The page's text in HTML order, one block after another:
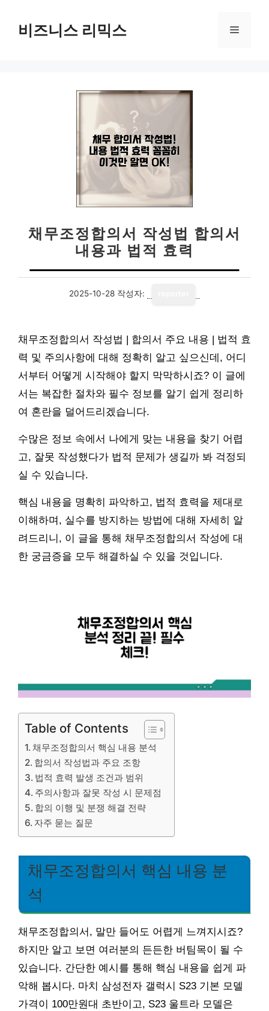
비즈니스 리믹스 메
채무조정합의서 작성법 합의서
내용과 법적 효력
2025-10-28 작성자:
채무조정합의서 작성법 | 합의서 주요 내용 | 법적 효
력 및 주의사항에 대해 정확히 알고 싶으신데, 어디
서부터 어떻게 시작해야 할지 막막하시죠? 이 글에
서는 복잡한 절차와 필수 정보를 알기 쉽게 정리하
여 혼란을 덜어드리겠습니다.
수많은 정보 속에서 나에게 맞는 내용을 찾기 어렵
고, 잘못 작성했다가 법적 문제가 생길까 봐 걱정되
실 수 있습니다.
핵심 내용을 명확히 파악하고, 법적 효력을 제대로
이해하며, 실수를 방지하는 방법에 대해 자세히 알
려드리니, 이 글을 통해 채무조정합의서 작성에 대
한 궁금증을 모두 해결하실 수 있을 것입니다.
Table of Contents
채무조정합의서 핵심 내용 분석
합의서 작성법과 주요 조항
법적 효력 발생 조건과 범위
주의사항과 잘못 작성 시 문제점
합의 이행 및 분쟁 해결 전략
자주 묻는 질문
채무조정합의서 핵심 내용 분
석
채무조정합의서, 말만 들어도 어렵게 느껴지시죠?
하지만 알고 보면 여러분의 든든한 버팀목이 될 수
있습니다. 간단한 예시를 통해 핵심 내용을 쉽게 파
악해 봅시다. 마치 삼성전자 갤럭시 S23 기본 모델
가격이 100만원대 초반이고, S23 울트라 모델은